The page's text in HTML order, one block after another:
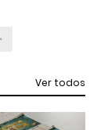
Ver todos